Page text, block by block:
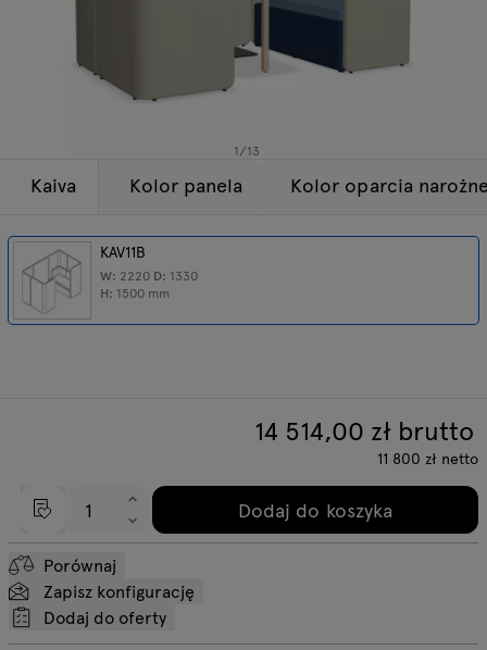
1/13
Kaiva
KAV11B
W: 2220 D: 1330
H: 1500 mm
Kolor panela Kolor oparcia
14 514,00 zł brutto
11 800 zł netto
Dodaj do koszyka
Porównaj
Zapisz konfigurację
Dodaj do oferty